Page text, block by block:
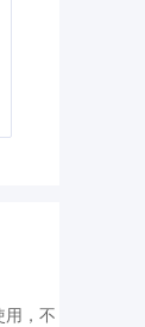
用，不